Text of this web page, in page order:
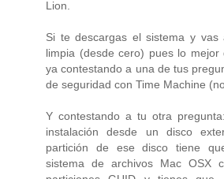
Lion.
Si te descargas el sistema y vas
limpia (desde cero) pues lo
ya contestando a una de tus
de seguridad con Time Machine
Y contestando a tu otra
instalación desde un disco
partición de ese disco tiene
sistema de archivos Mac OSX